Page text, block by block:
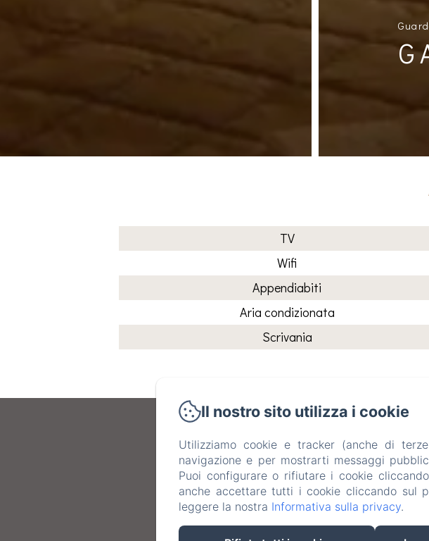
TV
Wifi
Appendiabiti
Aria condizionata
Scrivania
Il Rifugio
Informativa
Via Partisioni
Il nostro sito utilizza i cookie
Utilizziamo cookie e tracker (anche di
navigazione e per mostrarti messaggi
Puoi configurare o rifiutare i cookie
anche accettare tutti i cookie cliccando sul
leggere la nostra Informativa sulla privacy.